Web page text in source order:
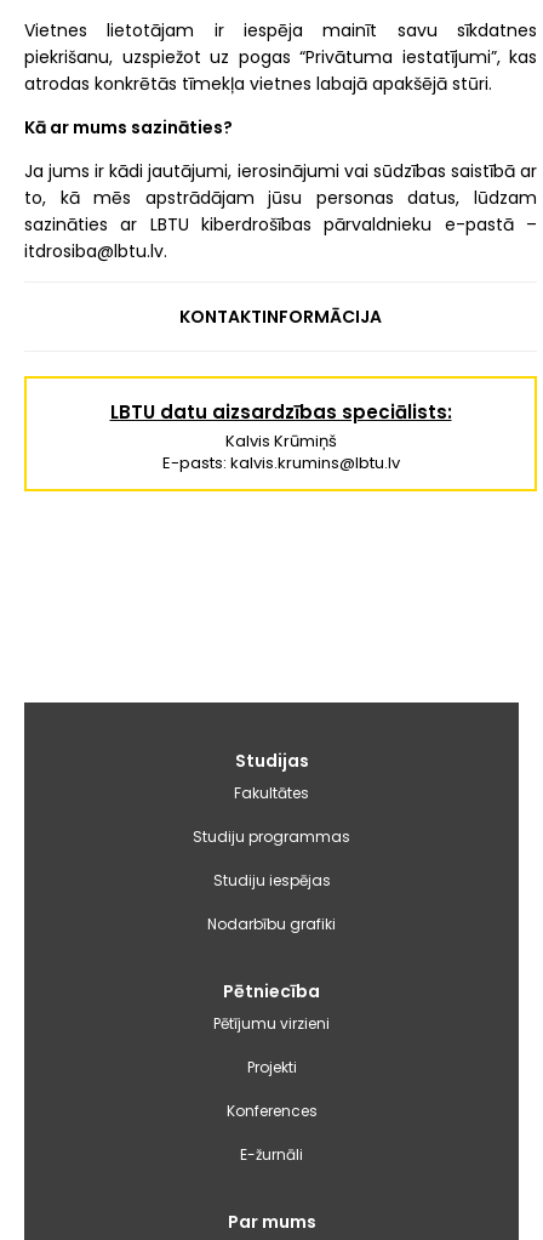
Vietnes lietotājam ir iespēja mainīt savu sīkdatnes
piekrišanu, uzspiežot uz pogas “Privātuma iestatījumi”, kas
atrodas konkrētās tīmekļa vietnes labajā apakšējā stūri.
Kā ar mums sazināties?
Ja jums ir kādi jautājumi, ierosinājumi vai sūdzības saistībā ar
to, kā mēs apstrādājam jūsu personas datus, lūdzam
sazināties ar LBTU kiberdrošības pārvaldnieku e-pastā –
itdrosiba@lbtu.lv.
KONTAKTINFORMĀCIJA
LBTU datu aizsardzības speciālists:
Kalvis Krūmiņš
E-pasts: kalvis.krumins@lbtu.lv
Studijas
Fakultātes
Studiju programmas
Studiju iespējas
Nodarbību grafiki
Pētniecība
Pētījumu virzieni
Projekti
Konferences
E-žurnāli
Par mums